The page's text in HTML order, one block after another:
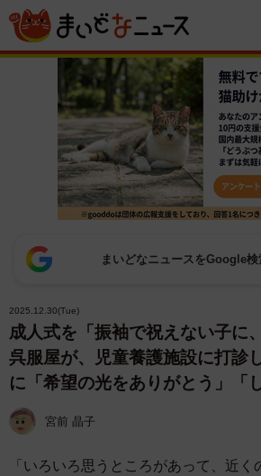
まいどなニュースをGoogle
2025.12.30(Tue)
成人式を「振袖で祝えない子
呉服屋が、児童養護施設に打
に「希望の光をありがとう」「
宮前 晶子
「いろいろ思うところがあって、近